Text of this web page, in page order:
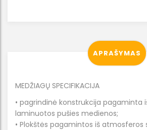
APRAŠYMAS
MEDŽIAGŲ SPECIFIKACIJA
• pagrindinė konstrukcija pagaminta
laminuotos pušies medienos;
• Plokštės pagamintos iš